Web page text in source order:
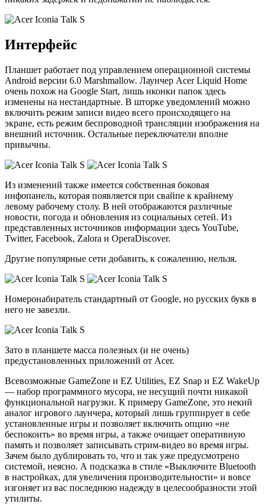
Интерфейс
Планшет работает под управлением операционной системы
Android версии 6.0 Marshmallow. Лаунчер Acer Liquid Home
очень похож на Google Start, лишь иконки папок здесь
изменены на нестандартные. В шторке уведомлений можно
включить режим записи видео всего происходящего на
экране, есть режим беспроводной трансляции изображения на
внешний источник. Остальные переключатели вполне
привычны.
Из изменений также имеется собственная боковая
инфопанель, которая появляется при свайпе к крайнему
левому рабочему столу. В ней отображаются различные
новости, погода и обновления из социальных сетей. Из
представленных источников информации здесь YouTube,
Twitter, Facebook, Zalora и OperaDiscover.
Другие популярные сети добавить, к сожалению, нельзя.
Номеронабиратель стандартный от Google, но русских букв в
него не завезли.
Зато в планшете масса полезных (и не очень)
предустановленных приложений от Acer.
Всевозможные GameZone и EZ Utilities, EZ Snap и EZ WakeUp
— набор программного мусора, не несущий почти никакой
функциональной нагрузки. К примеру GameZone, это некий
аналог игрового лаунчера, который лишь группирует в себе
установленные игры и позволяет включить опцию «не
беспокоить» во время игры, а также очищает оперативную
память и позволяет записывать стрим-видео во время игры.
Зачем было дублировать то, что и так уже предусмотрено
системой, неясно. А подсказка в стиле «Выключите Bluetooth
в настройках, для увеличения производительности» и вовсе
изгоняет из вас последнюю надежду в целесообразности этой
утилиты.